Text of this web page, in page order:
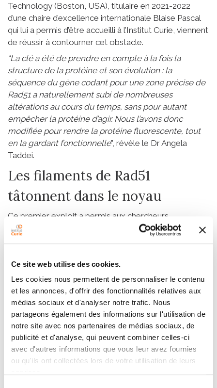
Ce site web utilise des cookies.
Les cookies nous permettent de personnaliser le contenu
et les annonces, d'offrir des fonctionnalités relatives aux
médias sociaux et d'analyser notre trafic. Nous
partageons également des informations sur l'utilisation de
notre site avec nos partenaires de médias sociaux, de
publicité et d'analyse, qui peuvent combiner celles-ci
avec d'autres informations que vous leur avez fournies
ou qu'ils ont collectées lors de votre utilisation de leurs
Technology (Boston, USA), titulaire en 2021-2022
d’une chaire d’excellence internationale Blaise Pascal
qui lui a permis d’être accueilli à l’Institut Curie, viennent
de réussir à contourner cet obstacle.
"La clé a été de prendre en compte à la fois la
structure de la protéine et son évolution : la
séquence du gène codant pour une zone précise de
Rad51 a naturellement subi de nombreuses
altérations au cours du temps, sans pour autant
empêcher la protéine d’agir. Nous l’avons donc
modifiée pour rendre la protéine fluorescente, tout
en la gardant fonctionnelle", révèle le Dr Angela
Taddei.
Les filaments de Rad51
tâtonnent dans le noyau
Ce premier exploit a permis aux chercheurs
d’observer
l’action de Rad51 lors d’une cassure
double-brin chez la levure de boulanger, un organisme
l’hypothèse commune, qui voulait que la protéine ne
compte que sur les mouvements naturels des
chromosomes pour rencontrer la séquence
homologue recherchée, ils se sont aperçus que
Rad51 est très active. Car non seulement, le filament
qu’elle forme avec l’ADN simple brin peut atteindre
plusieurs micromètres de long, et ainsi être en contact
simultanément avec de nombreuses séquences
d’ADN, mais en plus, il s’étend et se contracte